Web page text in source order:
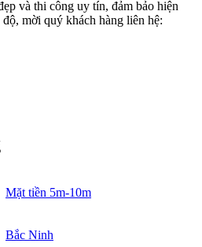
và thi công uy tín, đảm bảo hiện
mời quý khách hàng liên hệ:
Mặt tiền 5m-10m
Bắc Ninh